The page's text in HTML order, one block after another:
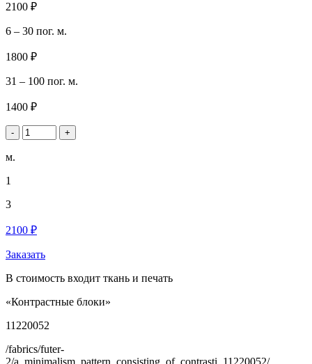
2100 ₽
6 – 30 пог. м.
1800 ₽
31 – 100 пог. м.
1400 ₽
- +
м.
1
3
2100 ₽
Заказать
В стоимость входит ткань и печать
«Контрастные блоки»
11220052
/fabrics/futer-